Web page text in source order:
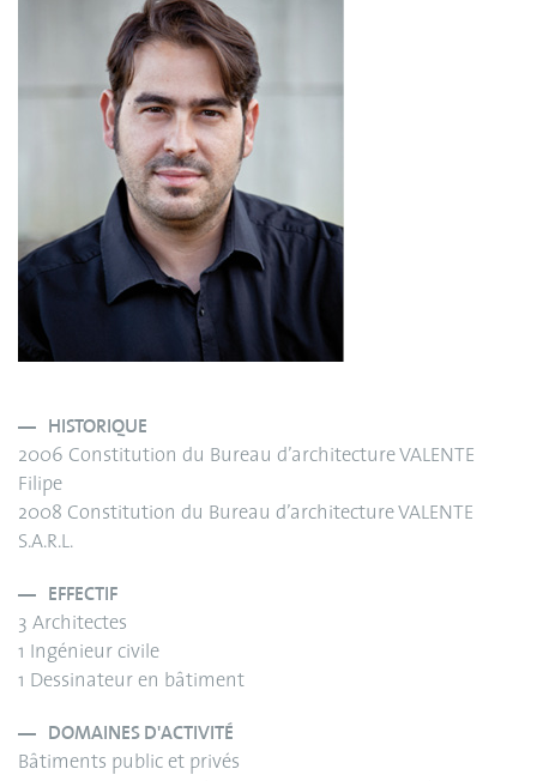
HISTORIQUE
2006 Constitution du Bureau d’architecture VALENTE
Filipe
2008 Constitution du Bureau d’architecture VALENTE
S.A.R.L.
EFFECTIF
3 Architectes
1 Ingénieur civile
1 Dessinateur en bâtiment
DOMAINES D'ACTIVITÉ
Bâtiments public et privés